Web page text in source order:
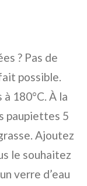
? Pas de
possible.
180°C. À la
paupiettes 5
Ajoutez
le souhaitez
verre d’eau